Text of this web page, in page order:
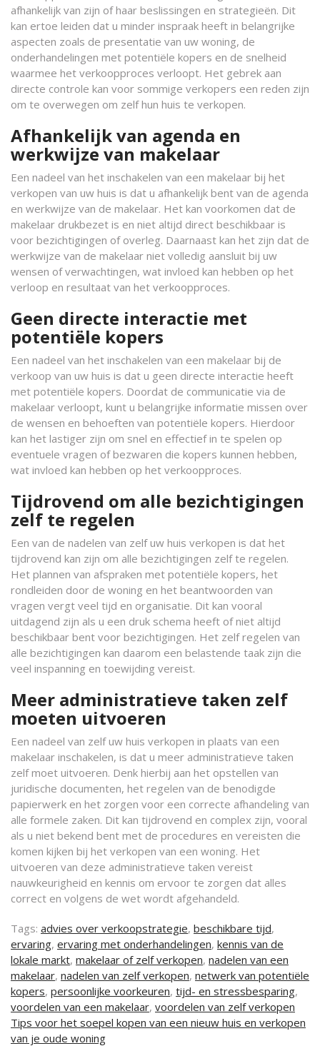
afhankelijk van zijn of haar beslissingen en strategieën. Dit
kan ertoe leiden dat u minder inspraak heeft in belangrijke
aspecten zoals de presentatie van uw woning, de
onderhandelingen met potentiële kopers en de snelheid
waarmee het verkoopproces verloopt. Het gebrek aan
directe controle kan voor sommige verkopers een reden zijn
om te overwegen om zelf hun huis te verkopen.
Afhankelijk van agenda en
werkwijze van makelaar
Een nadeel van het inschakelen van een makelaar bij het
verkopen van uw huis is dat u afhankelijk bent van de agenda
en werkwijze van de makelaar. Het kan voorkomen dat de
makelaar drukbezet is en niet altijd direct beschikbaar is
voor bezichtigingen of overleg. Daarnaast kan het zijn dat de
werkwijze van de makelaar niet volledig aansluit bij uw
wensen of verwachtingen, wat invloed kan hebben op het
verloop en resultaat van het verkoopproces.
Geen directe interactie met
potentiële kopers
Een nadeel van het inschakelen van een makelaar bij de
verkoop van uw huis is dat u geen directe interactie heeft
met potentiële kopers. Doordat de communicatie via de
makelaar verloopt, kunt u belangrijke informatie missen over
de wensen en behoeften van potentiële kopers. Hierdoor
kan het lastiger zijn om snel en effectief in te spelen op
eventuele vragen of bezwaren die kopers kunnen hebben,
wat invloed kan hebben op het verkoopproces.
Tijdrovend om alle bezichtigingen
zelf te regelen
Een van de nadelen van zelf uw huis verkopen is dat het
tijdrovend kan zijn om alle bezichtigingen zelf te regelen.
Het plannen van afspraken met potentiële kopers, het
rondleiden door de woning en het beantwoorden van
vragen vergt veel tijd en organisatie. Dit kan vooral
uitdagend zijn als u een druk schema heeft of niet altijd
beschikbaar bent voor bezichtigingen. Het zelf regelen van
alle bezichtigingen kan daarom een belastende taak zijn die
veel inspanning en toewijding vereist.
Meer administratieve taken zelf
moeten uitvoeren
Een nadeel van zelf uw huis verkopen in plaats van een
makelaar inschakelen, is dat u meer administratieve taken
zelf moet uitvoeren. Denk hierbij aan het opstellen van
juridische documenten, het regelen van de benodigde
papierwerk en het zorgen voor een correcte afhandeling van
alle formele zaken. Dit kan tijdrovend en complex zijn, vooral
als u niet bekend bent met de procedures en vereisten die
komen kijken bij het verkopen van een woning. Het
uitvoeren van deze administratieve taken vereist
nauwkeurigheid en kennis om ervoor te zorgen dat alles
correct en volgens de wet wordt afgehandeld.
Tags: advies over verkoopstrategie, beschikbare tijd,
ervaring, ervaring met onderhandelingen, kennis van de
lokale markt, makelaar of zelf verkopen, nadelen van een
makelaar, nadelen van zelf verkopen, netwerk van potentiële
kopers, persoonlijke voorkeuren, tijd- en stressbesparing,
voordelen van een makelaar, voordelen van zelf verkopen
Berichtnavigatie
Tips voor het soepel kopen van een nieuw huis en verkopen
van je oude woning